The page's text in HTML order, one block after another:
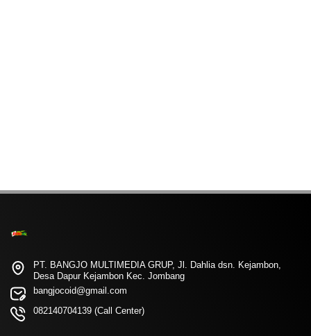
PT. BANGJO MULTIMEDIA GRUP, Jl. Dahlia dsn. Kejambon,
Desa Dapur Kejambon Kec. Jombang
bangjocoid@gmail.com
082140704139 (Call Center)